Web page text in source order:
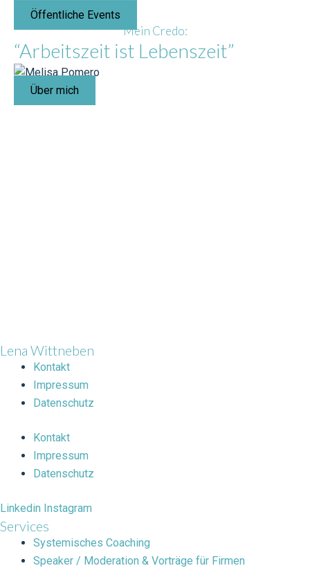
Öffentliche Events
Mein Credo:
“Arbeitszeit ist Lebenszeit”
Über mich
Lena Wittneben
Kontakt
Impressum
Datenschutz
Kontakt
Impressum
Datenschutz
Linkedin Instagram
Services
Systemisches Coaching
Speaker / Moderation & Vorträge für Firmen